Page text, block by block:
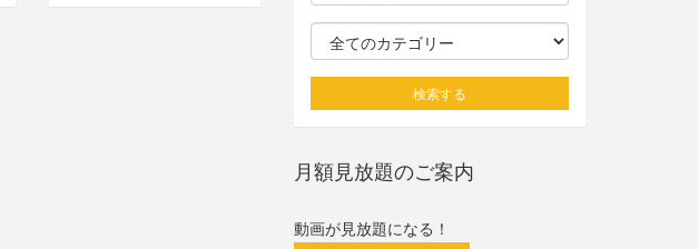
検索する
月額見放題のご案内
動画が見放題になる！